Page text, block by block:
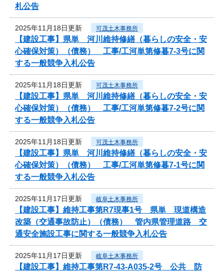
札公告
2025年11月18日更新 可茂土木事務所
【建設工事】県単 河川維持修繕（暮らしの安全・安
心確保対策）（債務） 工事/工河単第修暮7-3号に関
する一般競争入札公告
2025年11月18日更新 可茂土木事務所
【建設工事】県単 河川維持修繕（暮らしの安全・安
心確保対策）（債務） 工事/工河単第修暮7-2号に関
する一般競争入札公告
2025年11月18日更新 可茂土木事務所
【建設工事】県単 河川維持修繕（暮らしの安全・安
心確保対策）（債務） 工事/工河単第修暮7-1号に関
する一般競争入札公告
2025年11月17日更新 岐阜土木事務所
【建設工事】維持工事第R7現事1号 県単 現道構造
改築（交通事故防止）（債務） 管内県管理道路 交
通安全施設工事に関する一般競争入札公告
2025年11月17日更新 岐阜土木事務所
【建設工事】維持工事第R7-43-A035-2号 公共 防